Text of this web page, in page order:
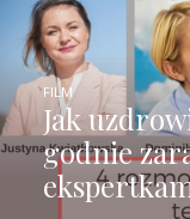
Jak
godnie
FILM